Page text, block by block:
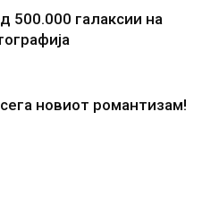
500.000 галаксии на
новиот романтизам!